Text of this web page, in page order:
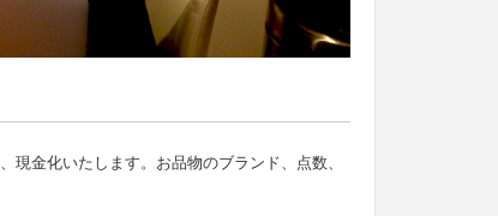
金化いたします。お品物のブランド、点数、